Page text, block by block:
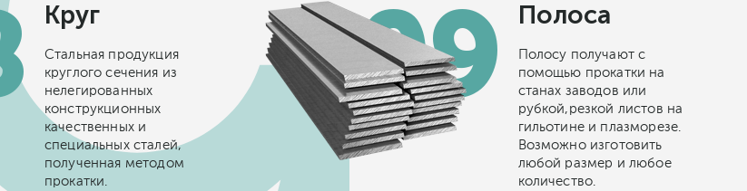
Круг
Стальная продукция
круглого сечения из
нелегированных
конструкционных
качественных и
специальных сталей,
полученная методом
прокатки.
Полоса
Полосу получают с
помощью прокатки на
станах заводов или
рубкой,резкой листов на
гильотине и плазморезе.
Возможно изготовить
любой размер и любое
количество.